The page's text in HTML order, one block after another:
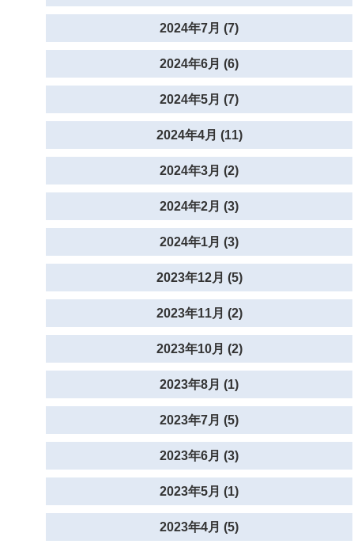
2024年7月 (7)
2024年6月 (6)
2024年5月 (7)
2024年4月 (11)
2024年3月 (2)
2024年2月 (3)
2024年1月 (3)
2023年12月 (5)
2023年11月 (2)
2023年10月 (2)
2023年8月 (1)
2023年7月 (5)
2023年6月 (3)
2023年5月 (1)
2023年4月 (5)